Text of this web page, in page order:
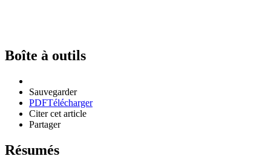
Boîte à outils
Sauvegarder
PDFTélécharger
Citer cet article
Partager
Résumés